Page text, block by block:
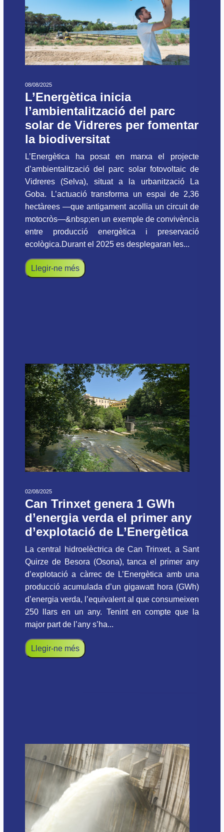
08/08/2025
L’Energètica inicia
l’ambientalització del parc
solar de Vidreres per fomentar
la biodiversitat
L’Energètica ha posat en marxa el projecte
d’ambientalització del parc solar fotovoltaic de
Vidreres (Selva), situat a la urbanització La
Goba. L’actuació transforma un espai de 2,36
hectàrees —que antigament acollia un circuit de
motocròs—&nbsp;en un exemple de convivència
entre producció energètica i preservació
ecològica.Durant el 2025 es desplegaran les...
Llegir-ne més
02/08/2025
Can Trinxet genera 1 GWh
d’energia verda el primer any
d’explotació de L’Energètica
La central hidroelèctrica de Can Trinxet, a Sant
Quirze de Besora (Osona), tanca el primer any
d’explotació a càrrec de L’Energètica amb una
producció acumulada d’un gigawatt hora (GWh)
d’energia verda, l’equivalent al que consumeixen
250 llars en un any. Tenint en compte que la
major part de l’any s’ha...
Llegir-ne més